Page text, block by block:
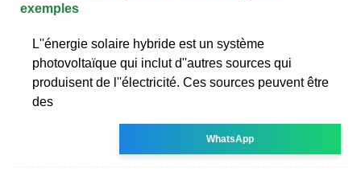
exemples
L''énergie solaire hybride est un système
photovoltaïque qui inclut d''autres sources qui
produisent de l''électricité. Ces sources peuvent être
des
WhatsApp